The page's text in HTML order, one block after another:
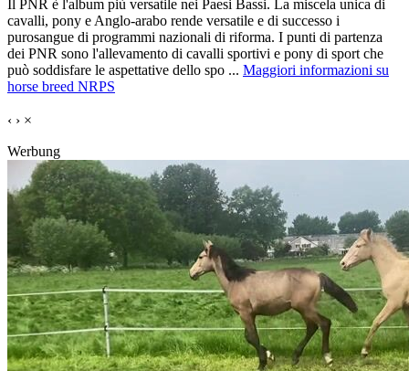
Il PNR è l'album più versatile nei Paesi Bassi. La miscela unica di
cavalli, pony e Anglo-arabo rende versatile e di successo i
purosangue di programmi nazionali di riforma. I punti di partenza
dei PNR sono l'allevamento di cavalli sportivi e pony di sport che
può soddisfare le aspettative dello spo ... Maggiori informazioni su
horse breed NRPS
‹ › ×
Werbung